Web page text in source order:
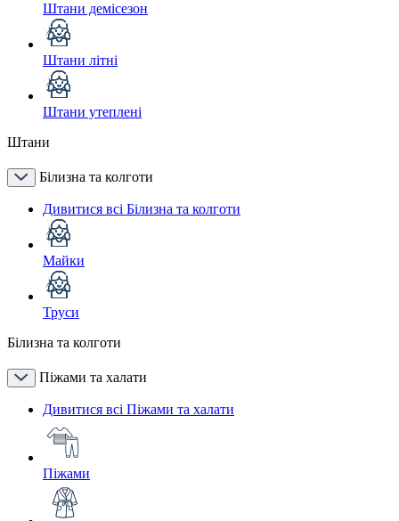
Штани демісезон
Штани літні
Штани утеплені
Штани
Білизна та колготи
Дивитися всі Білизна та колготи
Майки
Труси
Білизна та колготи
Піжами та халати
Дивитися всі Піжами та халати
Піжами